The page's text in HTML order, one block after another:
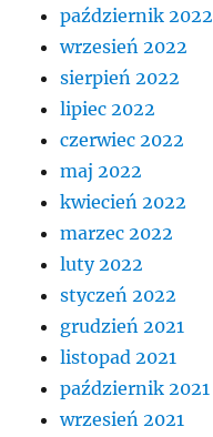
październik 2022
wrzesień 2022
sierpień 2022
lipiec 2022
czerwiec 2022
maj 2022
kwiecień 2022
marzec 2022
luty 2022
styczeń 2022
grudzień 2021
listopad 2021
październik 2021
wrzesień 2021